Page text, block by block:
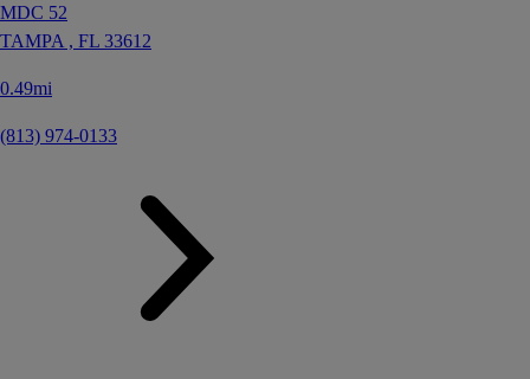
MDC 52
TAMPA , FL 33612
0.49mi
(813) 974-0133